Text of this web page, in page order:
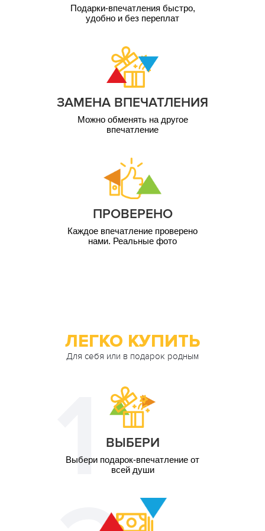
Подарки-впечатления быстро,
удобно и без переплат
ЗАМЕНА ВПЕЧАТЛЕНИЯ
Можно обменять на другое
впечатление
ПРОВЕРЕНО
Каждое впечатление проверено
нами. Реальные фото
ЛЕГКО КУПИТЬ
Для себя или в подарок родным
ВЫБЕРИ
Выбери подарок-впечатление от
всей души